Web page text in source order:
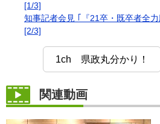
[1/3]
知事記者会見 ｢『21卒・既卒者全
[2/3]
1ch 県政丸分かり！
関連動画